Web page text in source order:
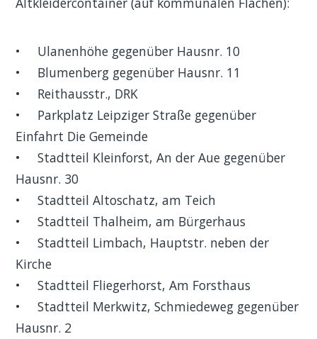
• Ulanenhöhe gegenüber Hausnr. 10
• Blumenberg gegenüber Hausnr. 11
• Reithausstr., DRK
• Parkplatz Leipziger Straße gegenüber
Einfahrt Die Gemeinde
• Stadtteil Kleinforst, An der Aue gegenüber
Hausnr. 30
• Stadtteil Altoschatz, am Teich
• Stadtteil Thalheim, am Bürgerhaus
• Stadtteil Limbach, Hauptstr. neben der
Kirche
• Stadtteil Fliegerhorst, Am Forsthaus
• Stadtteil Merkwitz, Schmiedeweg gegenüber
Hausnr. 2